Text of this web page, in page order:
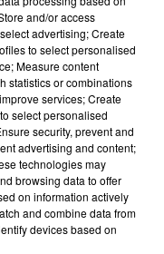
11/12/25 À
and/or access
advertising; Create
to select personalised
Measure content
statistics or combinations
services; Create
select personalised
security, prevent and
advertising and content;
technologies may
browsing data to offer
on information actively
and combine data from
devices based on